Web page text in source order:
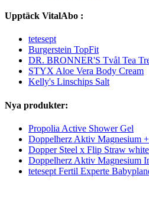
Upptäck VitalAbo :
tetesept
Burgerstein TopFit
DR. BRONNER'S Tvål Tea
STYX Aloe Vera Body Cream
Kelly's Linschips Salt
Nya produkter:
Propolia Active Shower Gel
Doppelherz Aktiv Magnesium
Dopper Steel x Flip Straw
Doppelherz Aktiv Magnesium
tetesept Fertil Experte